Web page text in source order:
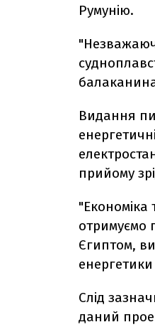
Румунію.
Видання
прийому
"Економіка
отримуємо
Єгиптом,
Слід
даний